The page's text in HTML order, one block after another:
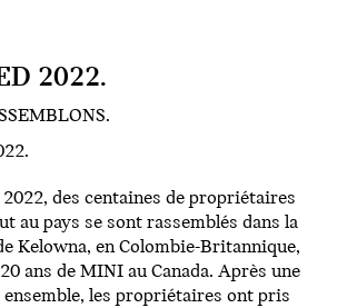
2022.
des centaines de propriétaires
au pays se sont rassemblés dans la
Kelowna, en Colombie-Britannique,
ans de MINI au Canada. Après une
les propriétaires ont pris